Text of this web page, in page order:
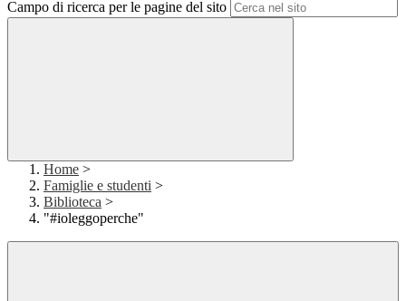
Campo di ricerca per le pagine del sito
Home >
Famiglie e studenti >
Biblioteca >
"#ioleggoperche"